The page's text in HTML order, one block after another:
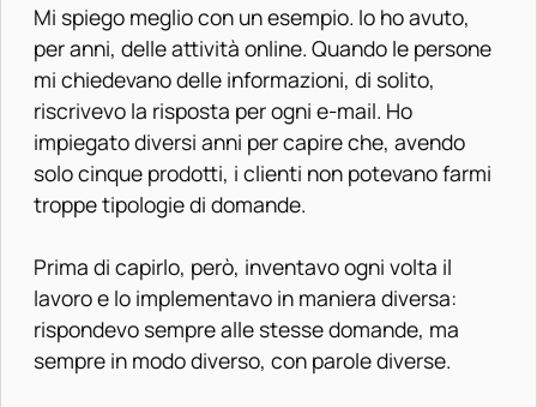
Mi spiego meglio con un esempio. Io ho avuto,
per anni, delle attività online. Quando le persone
mi chiedevano delle informazioni, di solito,
riscrivevo la risposta per ogni e-mail. Ho
impiegato diversi anni per capire che, avendo
solo cinque prodotti, i clienti non potevano farmi
troppe tipologie di domande.
Prima di capirlo, però, inventavo ogni volta il
lavoro e lo implementavo in maniera diversa:
rispondevo sempre alle stesse domande, ma
sempre in modo diverso, con parole diverse.